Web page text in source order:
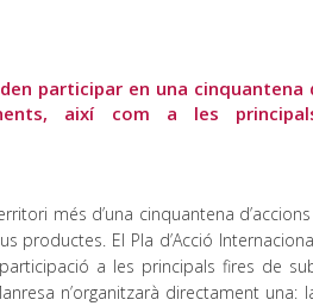
participar en una cinquantena
així com a les
més d’una cinquantena
productes. El Pla d’Acció
a les principals fires de
n’organitzarà directament una: